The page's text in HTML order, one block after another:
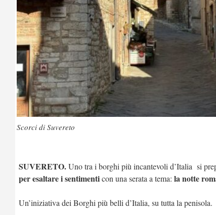
Scorci di Suvereto
SUVERETO.Uno tra i borghi più incantevoli d’Italia si
per esaltare i sentimenticon una serata a tema: la notte
Un’iniziativa dei Borghi più belli d’Italia, su tutta la penisola.